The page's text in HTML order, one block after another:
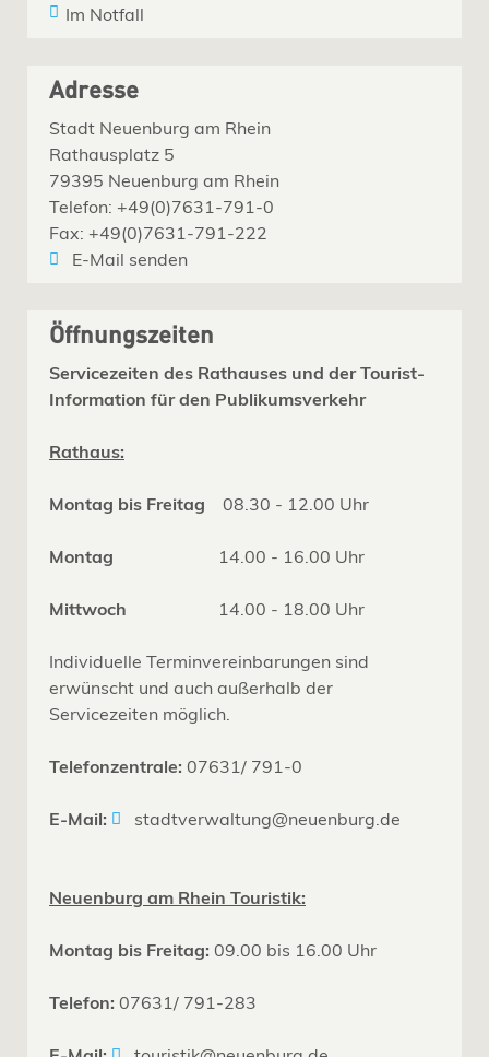
Im Notfall
Adresse
Stadt Neuenburg am Rhein
Rathausplatz 5
79395 Neuenburg am Rhein
Telefon: +49(0)7631-791-0
Fax: +49(0)7631-791-222
E-Mail senden
Öffnungszeiten
Servicezeiten des Rathauses und der Tourist-
Information für den Publikumsverkehr
Rathaus:
Montag bis Freitag 08.30 - 12.00 Uhr
Montag 14.00 - 16.00 Uhr
Mittwoch 14.00 - 18.00 Uhr
Individuelle Terminvereinbarungen sind
erwünscht und auch außerhalb der
Servicezeiten möglich.
Telefonzentrale: 07631/ 791-0
E-Mail: stadtverwaltung@neuenburg.de
Neuenburg am Rhein Touristik:
Montag bis Freitag: 09.00 bis 16.00 Uhr
Telefon: 07631/ 791-283